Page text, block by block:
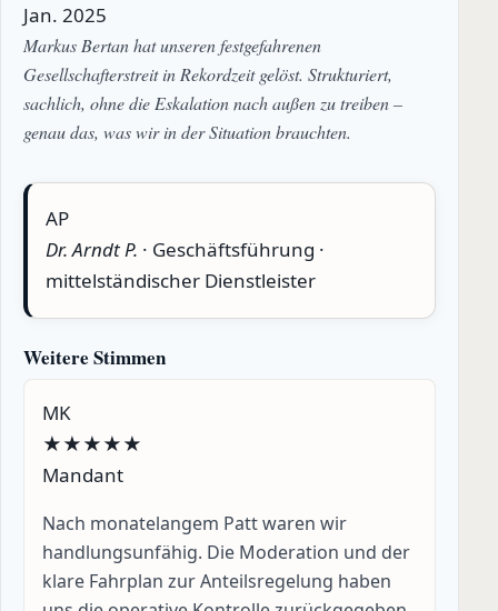
Jan. 2025
Markus Bertan hat unseren festgefahrenen
Gesellschafterstreit in Rekordzeit gelöst. Strukturiert,
sachlich, ohne die Eskalation nach außen zu treiben –
genau das, was wir in der Situation brauchten.
AP
Dr. Arndt P. · Geschäftsführung ·
mittelständischer Dienstleister
Weitere Stimmen
MK
★★★★★
Mandant
Nach monatelangem Patt waren wir
handlungsunfähig. Die Moderation und der
klare Fahrplan zur Anteilsregelung haben